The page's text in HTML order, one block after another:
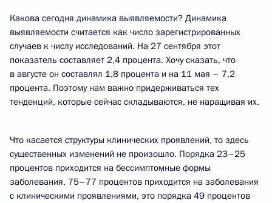
Какова сегодня динамика выявляемости? Динамика
выявляемости считается как число зарегистрированных
случаев к числу исследований. На 27 сентября этот
показатель составляет 2,4 процента. Хочу сказать, что
в августе он составлял 1,8 процента и на 11 мая – 7,2
процента. Поэтому нам важно придерживаться тех
тенденций, которые сейчас складываются, не наращивая их.
Что касается структуры клинических проявлений, то здесь
существенных изменений не произошло. Порядка 23–25
процентов приходится на бессимптомные формы
заболевания, 75–77 процентов приходится на заболевания
с клиническими проявлениями, это порядка 49 процентов